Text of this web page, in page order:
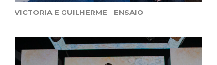
VICTORIA E GUILHERME - ENSAIO